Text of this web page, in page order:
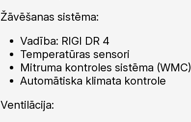
Žāvēšanas sistēma:
Vadība: RIGI DR 4
Temperatūras sensori
Mitruma kontroles sistēma (WMC)
Automātiska klimata kontrole
Ventilācija: